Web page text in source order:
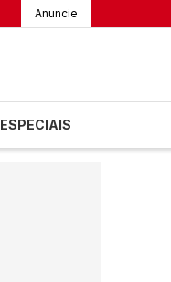
Anuncie
ESPECIAIS